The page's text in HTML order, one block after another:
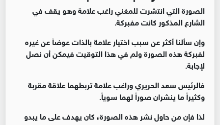
الصورة التي انتشرت للمغني راغب علامة وهو يقف في
الشارع المذكور كانت مفبركة.
وإن سألنا أكثر عن سبب اختيار علامة بالذات عوضاً عن غيره
لفبركة هذه الصورة ولم في هذا التوقيت فيمكن أن نصل
لإجابة.
فالرئيس سعد الحريري وراغب علامة تربطهما علاقة مقربة
وكثيراً ما ينشران صوراً لهما سوياً.
لذا فإن من حاول نشر هذه الصورة، كان يهدف على ما يبدو